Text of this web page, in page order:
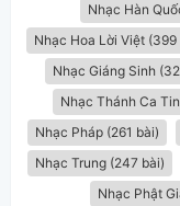
Nhạc Hàn
Nhạc Hoa Lời Việt (399
Nhạc Giáng Sinh
Nhạc Thánh Ca
Nhạc Pháp (261 bài)
Nhạc Trung (247 bài)
Nhạc Phật